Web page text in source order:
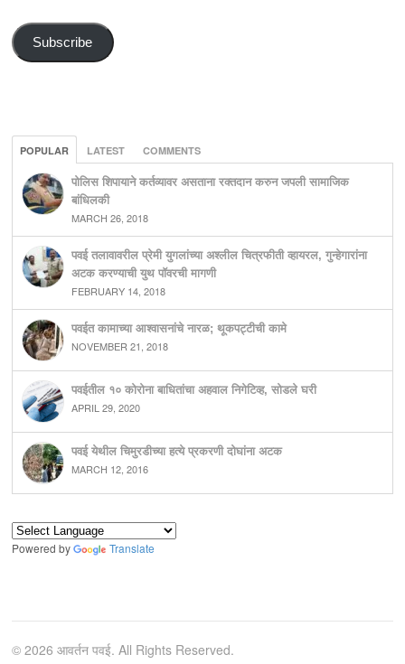
Subscribe
POPULAR LATEST COMMENTS
पोलिस शिपायाने कर्तव्यावर असताना रक्तदान करुन जपली सामाजिक
बांधिलकी
MARCH 26, 2018
पवई तलावावरील प्रेमी युगलांच्या अश्लील चित्रफीती व्हायरल, गुन्हेगारांना
अटक करण्याची युथ पॉवरची मागणी
FEBRUARY 14, 2018
पवईत कामाच्या आश्वासनांचे नारळ; थूकपट्टीची कामे
NOVEMBER 21, 2018
पवईतील १० कोरोना बाधितांचा अहवाल निगेटिव्ह, सोडले घरी
APRIL 29, 2020
पवई येथील चिमुरडीच्या हत्ये प्रकरणी दोघांना अटक
MARCH 12, 2016
Powered by Translate
© 2026 आवर्तन पवई. All Rights Reserved.